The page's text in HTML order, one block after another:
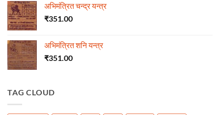
अभिमंत्रित चन्द्र यन्त्र
₹351.00
अभिमंत्रित शनि यन्त्र
₹351.00
TAG CLOUD